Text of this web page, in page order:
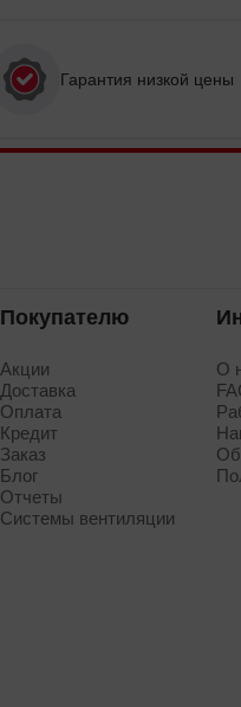
Гарантия низкой цены
Покупателю
Акции
Доставка
Оплата
Кредит
Заказ
Блог
Отчеты
Системы вентиляции
О